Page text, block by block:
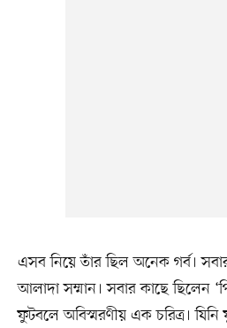
এসব নিয়ে তাঁর ছিল অনেক গর্ব।
আলাদা সম্মান। সবার কাছে ছিলেন
ফুটবলে অবিস্মরণীয় এক চরিত্র।